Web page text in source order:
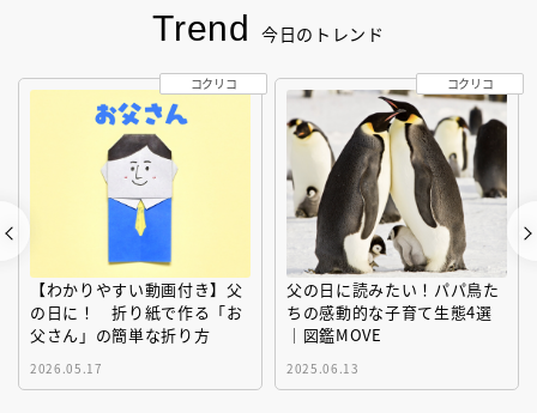
Trend 今日のトレンド
【わかりやすい動画付き】父
の日に！ 折り紙で作る「お
父さん」の簡単な折り方
2026.05.17
コクリコ
父の日に読みたい！パパ鳥た
ちの感動的な子育て生態4選
｜図鑑MOVE
2025.06.13
コクリコ